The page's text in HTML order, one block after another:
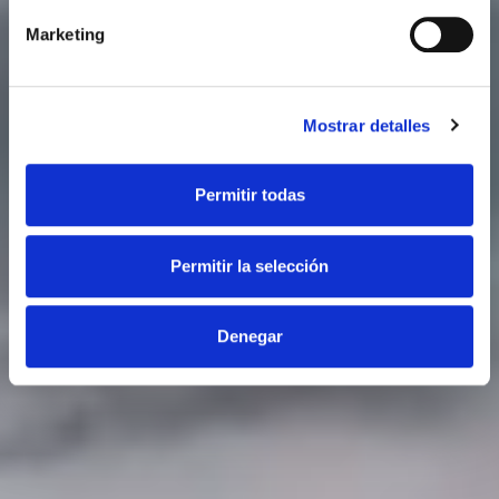
Marketing
Mostrar detalles
Permitir todas
Permitir la selección
Denegar